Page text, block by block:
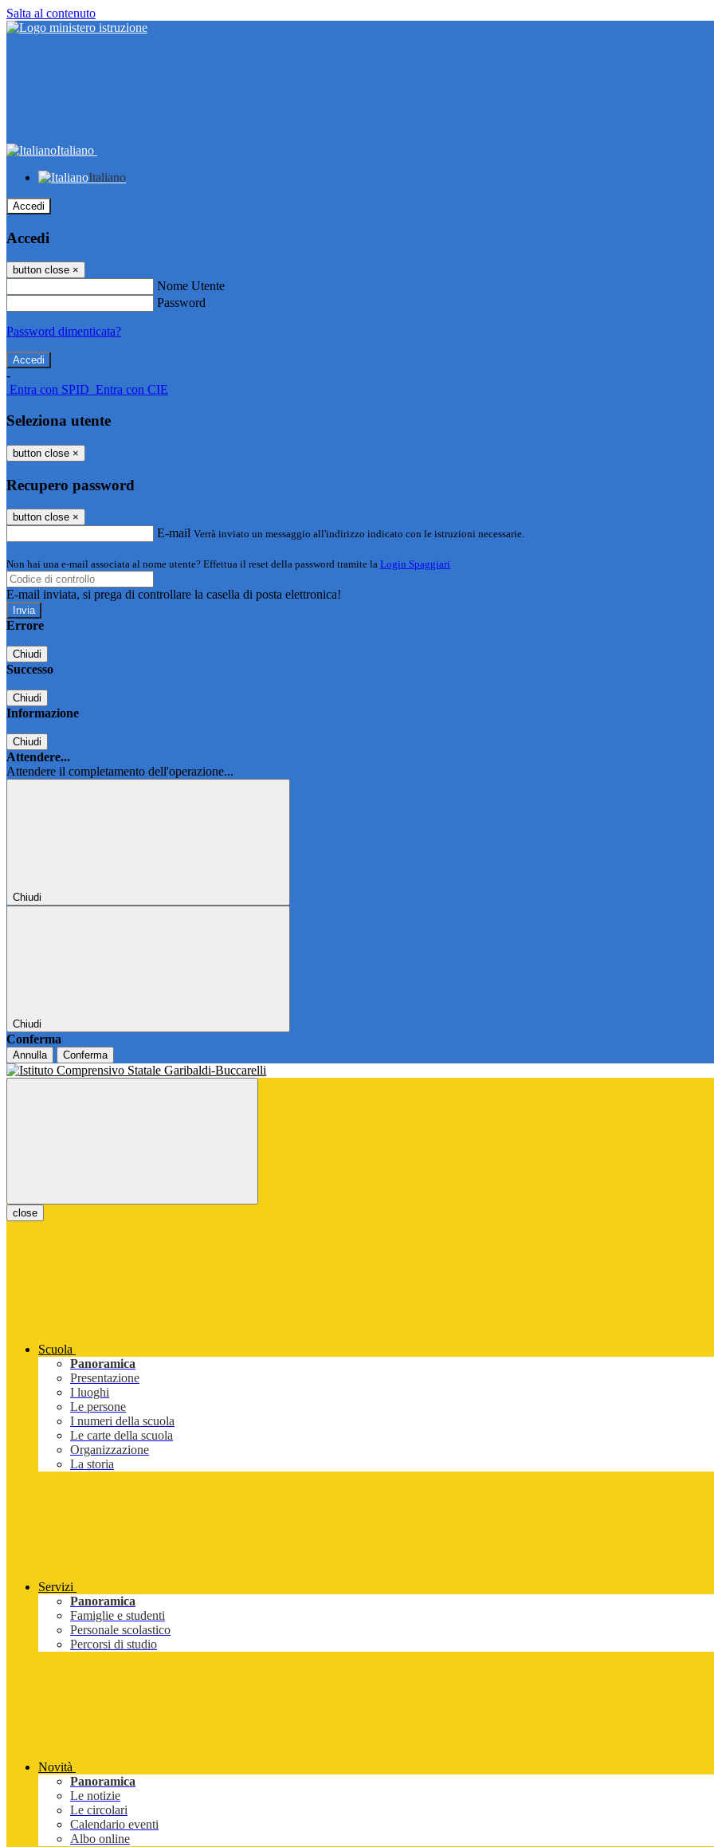
Salta al contenuto
Italiano
Italiano
Accedi
Accedi
button close ×
Nome Utente
Password
Password dimenticata?
-
Entra con SPID Entra con CIE
Seleziona utente
button close ×
Recupero password
button close ×
E-mail Verrà inviato un messaggio all'indirizzo indicato con le istruzioni necessarie.
Non hai una e-mail associata al nome utente? Effettua il reset della password tramite la Login Spaggiari
E-mail inviata, si prega di controllare la casella di posta elettronica!
Errore
Chiudi
Successo
Chiudi
Informazione
Chiudi
Attendere...
Attendere il completamento dell'operazione...
Chiudi
Chiudi
Conferma
Annulla Conferma
close
Scuola
Panoramica
Presentazione
I luoghi
Le persone
I numeri della scuola
Le carte della scuola
Organizzazione
La storia
Servizi
Panoramica
Famiglie e studenti
Personale scolastico
Percorsi di studio
Novità
Panoramica
Le notizie
Le circolari
Calendario eventi
Albo online